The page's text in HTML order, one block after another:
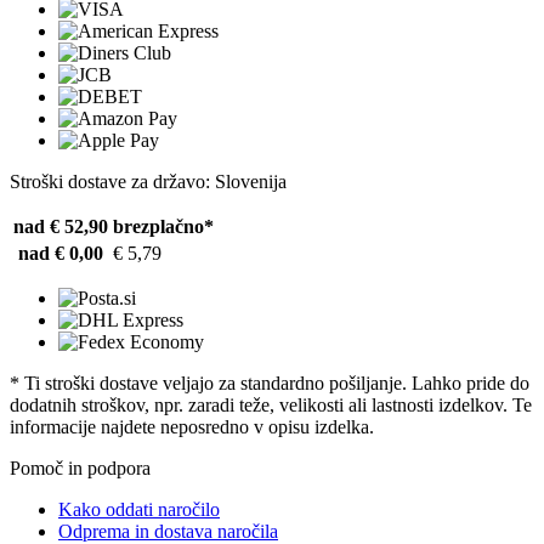
Stroški dostave za državo: Slovenija
nad € 52,90 brezplačno*
nad € 0,00 € 5,79
* Ti stroški dostave veljajo za standardno pošiljanje. Lahko pride do
dodatnih stroškov, npr. zaradi teže, velikosti ali lastnosti izdelkov. Te
informacije najdete neposredno v opisu izdelka.
Pomoč in podpora
Kako oddati naročilo
Odprema in dostava naročila